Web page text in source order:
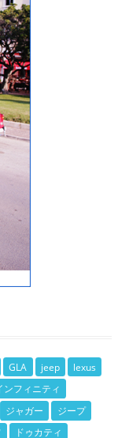
GLA jeep
lexus
ンフィニティ
ジャガー
ジープ
ドゥカティ